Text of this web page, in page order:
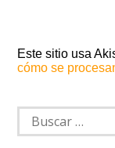
Este sitio usa
cómo se
Buscar: